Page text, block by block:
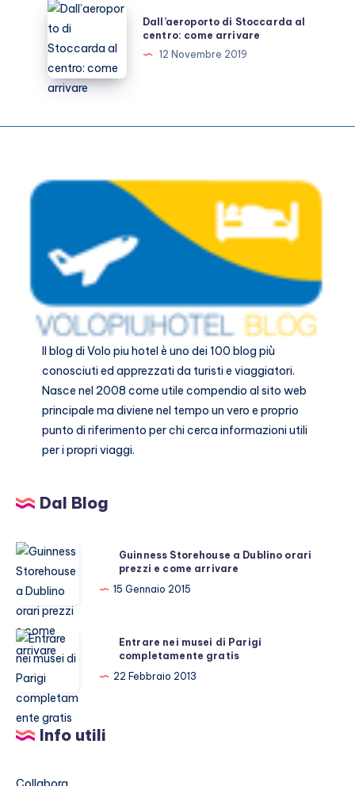
Dall’aeroporto
di
Stoccarda
al
centro:
arrivare
Dall’aeroporto di Stoccarda al
centro: come arrivare
12 Novembre 2019
Il blog diVolo piu hotel è uno dei 100 blog più
conosciuti ed apprezzati da turisti e viaggiatori.
Nasce nel 2008 come utile compendio al sito web
principale ma diviene nel tempo un vero e proprio
punto di riferimento per chi cerca informazioni utili
per i propri viaggi.
Dal Blog
Guinness
Storehouse
a
Dublino
orari
prezzi
Guinness Storehouse a Dublino orari
prezzi e come arrivare
15 Gennaio 2015
Entrare
nei
musei
di
Parigi
completamente
Entrare nei musei di Parigi
completamente gratis
22 Febbraio 2013
Info utili